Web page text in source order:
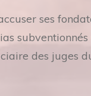
ses
subventionnés
des juges